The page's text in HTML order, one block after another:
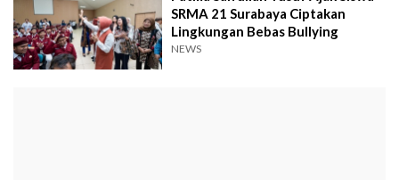
SRMA 21 Surabaya Ciptakan
Lingkungan Bebas Bullying
NEWS